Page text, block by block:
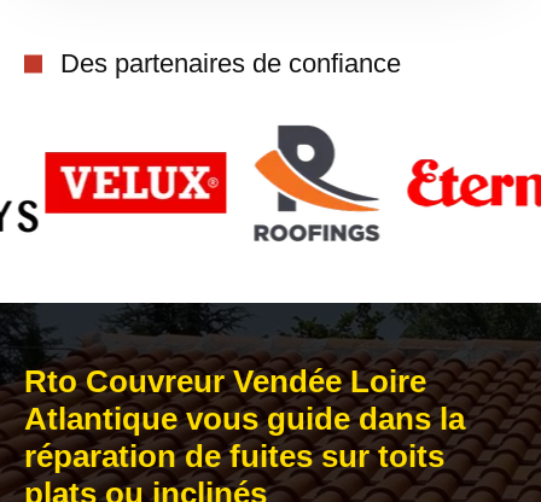
Des partenaires de confiance
Rto Couvreur Vendée Loire
Atlantique vous guide dans la
réparation de fuites sur toits
plats ou inclinés